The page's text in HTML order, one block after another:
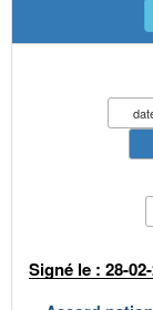
Signé le : 28-